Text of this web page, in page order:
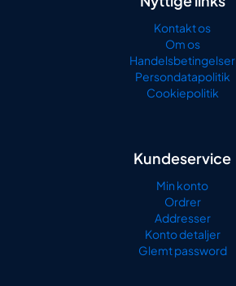
Kontakt os
Om os
Handelsbetingelser
Persondatapolitik
Cookiepolitik
Kundeservice
Min konto
Ordrer
Addresser
Konto detaljer
Glemt password